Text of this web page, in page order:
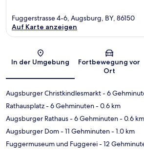
Karte
Fuggerstrasse 4-6, Augsburg, BY, 86150
Auf Karte anzeigen
In der Umgebung
Fortbewegung vor
Ort
Augsburger Christkindlesmarkt- 6
Rathausplatz- 6 Gehminuten- 0.6 km
Augsburger Rathaus- 6 Gehminuten- 0.6 km
Augsburger Dom- 11 Gehminuten- 1.0 km
Fuggermuseum und Fuggerei- 12